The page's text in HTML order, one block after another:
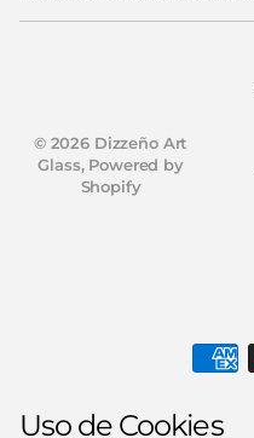
© 2026Dizzeño Art
Glass, Powered by
Shopify
Uso de Cookies